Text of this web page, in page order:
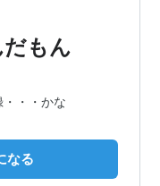
もん
・・かな
なる